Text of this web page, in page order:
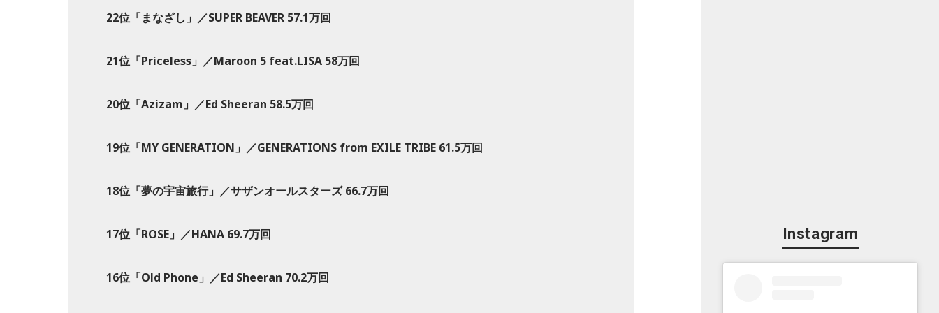
22位「まなざし」／SUPER BEAVER 57.1万回
21位「Priceless」／Maroon 5 feat.LISA 58万回
20位「Azizam」／Ed Sheeran 58.5万回
19位「MY GENERATION」／GENERATIONS from EXILE TRIBE 61.5万回
18位「夢の宇宙旅行」／サザンオールスターズ 66.7万回
17位「ROSE」／HANA 69.7万回
16位「Old Phone」／Ed Sheeran 70.2万回
Instagram